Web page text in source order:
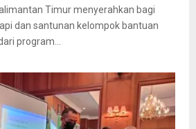
Timur menyerahkan bagi
dan santunan kelompok bantuan
program...